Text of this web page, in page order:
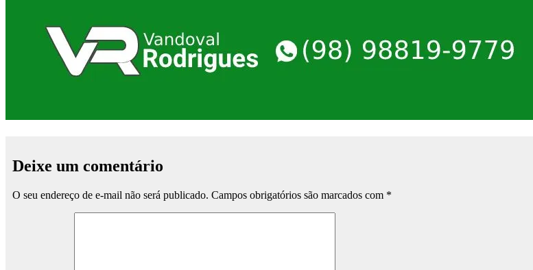
Deixe um comentário
O seu endereço de e-mail não será publicado. Campos obrigatórios são marcados com *